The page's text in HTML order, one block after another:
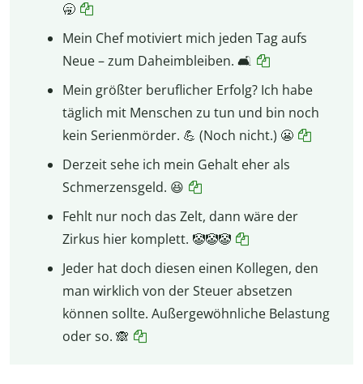
🥱
Mein Chef motiviert mich jeden Tag aufs
Neue – zum Daheimbleiben. 🛋️
Mein größter beruflicher Erfolg? Ich habe
täglich mit Menschen zu tun und bin noch
kein Serienmörder. 💪 (Noch nicht.) 😬
Derzeit sehe ich mein Gehalt eher als
Schmerzensgeld. 😆
Fehlt nur noch das Zelt, dann wäre der
Zirkus hier komplett. 🤡🤡🤡
Jeder hat doch diesen einen Kollegen, den
man wirklich von der Steuer absetzen
können sollte. Außergewöhnliche Belastung
oder so. 🙈